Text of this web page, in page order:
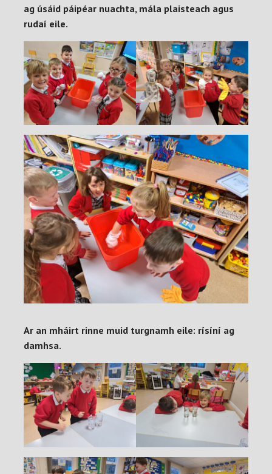
ag úsáid páipéar nuachta, mála plaisteach agus
rudaí eile.
Ar an mháirt rinne muid turgnamh eile: rísíní ag
damhsa.